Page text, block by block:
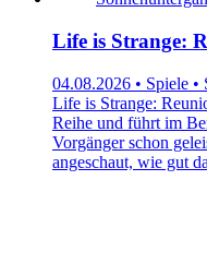
Life is Strange:
04.08.2026 • Spiele
Life is Strange:
Reihe und führt im
Vorgänger schon
angeschaut, wie gut